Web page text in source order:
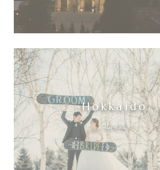
Hokkaido
北海道